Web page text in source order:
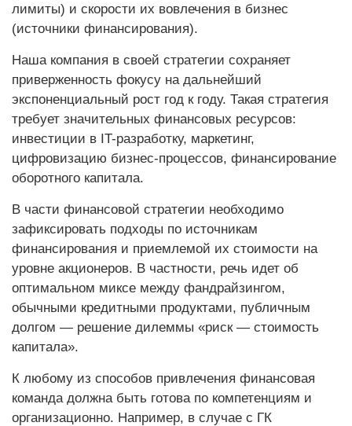
лимиты) и скорости их вовлечения в бизнес
(источники финансирования).
Наша компания в своей стратегии сохраняет
приверженность фокусу на дальнейший
экспоненциальный рост год к году. Такая стратегия
требует значительных финансовых ресурсов:
инвестиции в IT-разработку, маркетинг,
цифровизацию бизнес-процессов, финансирование
оборотного капитала.
В части финансовой стратегии необходимо
зафиксировать подходы по источникам
финансирования и приемлемой их стоимости на
уровне акционеров. В частности, речь идет об
оптимальном миксе между фандрайзингом,
обычными кредитными продуктами, публичным
долгом — решение дилеммы «риск — стоимость
капитала».
К любому из способов привлечения финансовая
команда должна быть готова по компетенциям и
организационно. Например, в случае с ГК